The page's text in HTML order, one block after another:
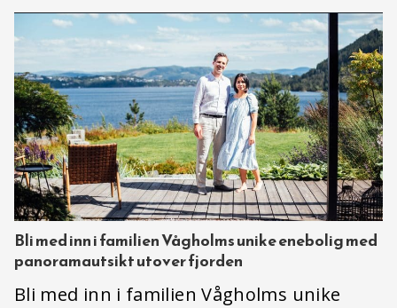
Bli med inn i familien Vågholms unike enebolig med
panoramautsikt utover fjorden
Bli med inn i familien Vågholms unike